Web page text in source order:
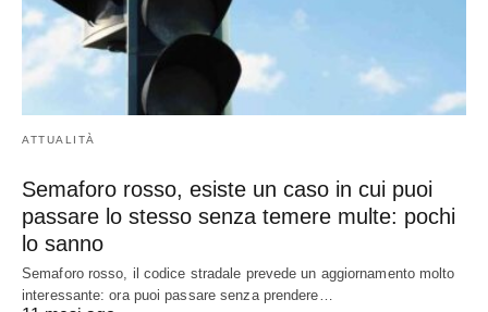
ATTUALITÀ
Semaforo rosso, esiste un caso in cui puoi
passare lo stesso senza temere multe: pochi
lo sanno
Semaforo rosso, il codice stradale prevede un aggiornamento molto
interessante: ora puoi passare senza prendere…